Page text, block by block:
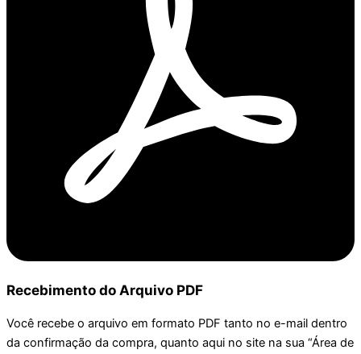
Recebimento do Arquivo PDF
Você recebe o arquivo em formato PDF tanto no e-mail dentro
da confirmação da compra, quanto aqui no site na sua “Área de